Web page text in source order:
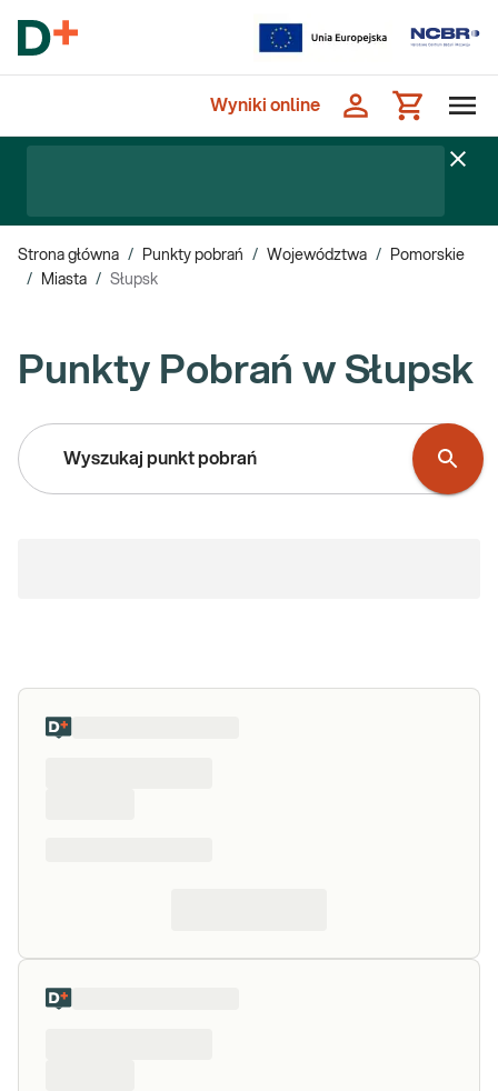
Wyniki online
Strona główna / Punkty pobrań / Województwa /
Pomorskie
/
Miasta / Słupsk
Punkty Pobrań w Słupsk